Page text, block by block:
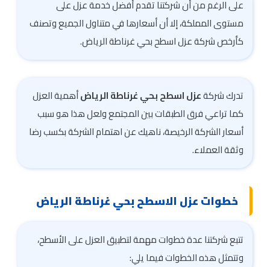
على الرغم من أن شركتنا تقدم أفضل خدمة عزل على
مستوى المملكة، إلا أن أسعارها في متناول الجميع وتصنف
كأرخص شركة عزل اسطح بحي غرناطة الرياض.
تدرك شركةعزل اسطح بحي غرناطة الرياضأهمية العزل
كما تراعي فرق الطبقات بين المجتمع ولعل هذا هو سبب
أسعار الشركة الرخيصة، ناهيك عن اهتمام الشركة بكسب رضا
وثقة العملاء.
خطوات عزل الاسطح بحي غرناطة الرياض
تتبع شركتنا عدة خطوات مهمة لتطبيق العزل على الأسطح،
وتتمثل هذه الخطوات فيما يلي: